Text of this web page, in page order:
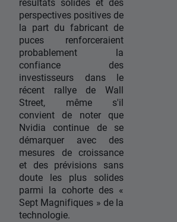
perspectives positives de
la part du fabricant de
puces renforceraient
probablement la
confiance des
investisseurs dans le
récent rallye de Wall
Street, même s'il
convient de noter que
Nvidia continue de se
démarquer avec des
mesures de croissance
et des prévisions sans
doute les plus solides
parmi la cohorte des «
Sept Magnifiques » de la
technologie.